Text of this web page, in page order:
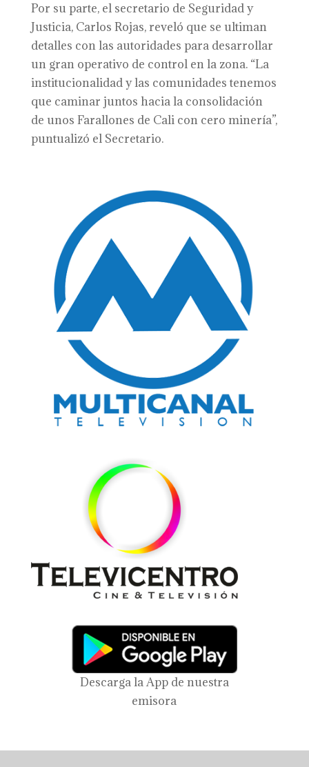
Por su parte, el secretario de Seguridad y
Justicia, Carlos Rojas, reveló que se ultiman
detalles con las autoridades para desarrollar
un gran operativo de control en la zona. “La
institucionalidad y las comunidades tenemos
que caminar juntos hacia la consolidación
de unos Farallones de Cali con cero minería”,
puntualizó el Secretario.
Descarga la App de nuestra
emisora